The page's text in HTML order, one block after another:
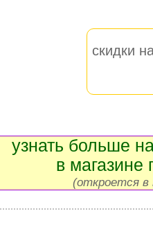
скидки
узнать больше
в магазине
(откроется в